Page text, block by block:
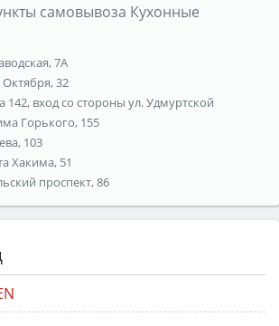
самовывоза Кухонные
7А
Октября, 32
142, вход со стороны ул. Удмуртской
Горького, 155
103
Хакима, 51
проспект, 86